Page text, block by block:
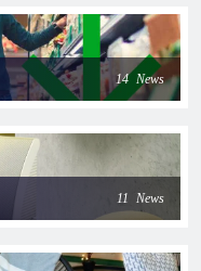
14 News
11 News